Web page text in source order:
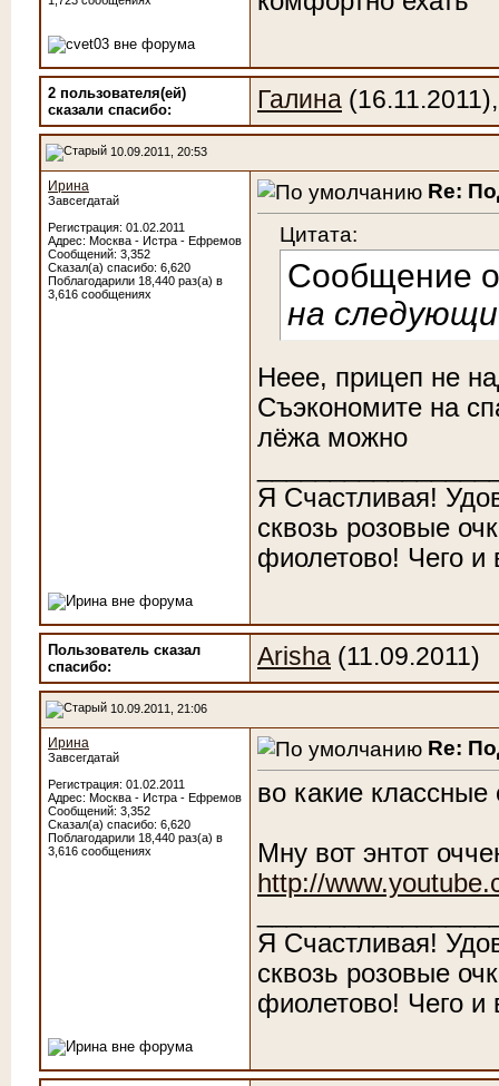
2 пользователя(ей)
сказали cпасибо:
Галина
10.09.2011, 20:53
Ирина
Завсегдатай
Регистрация: 01.02.2011
Адрес: Москва - Истра - Ефремов
Сообщений: 3,352
Сказал(а) спасибо: 6,620
Поблагодарили 18,440 раз(а) в
3,616 сообщениях
Re:
Цитата:
Сообщение
на
Неее, прицеп не
Съэкономите на
лёжа можно
Я Счастливая!
сквозь розовые
фиолетово! Чего
Пользователь сказал
cпасибо:
Arisha (11.09.2011)
10.09.2011, 21:06
Ирина
Завсегдатай
Регистрация: 01.02.2011
Адрес: Москва - Истра - Ефремов
Сообщений: 3,352
Сказал(а) спасибо: 6,620
Поблагодарили 18,440 раз(а) в
3,616 сообщениях
Re:
во какие классные
Мну вот энтот
http://
Я Счастливая!
сквозь розовые
фиолетово! Чего